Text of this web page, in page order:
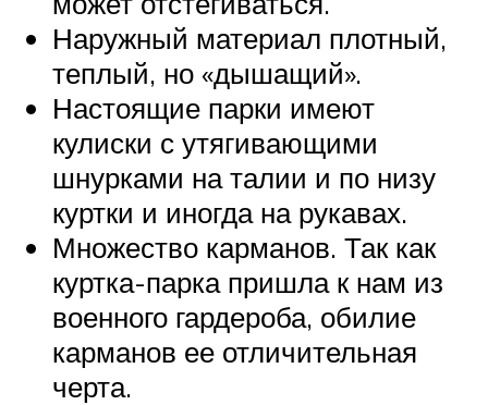
Наружный материал плотный,
теплый, но «дышащий».
Настоящие парки имеют
кулиски с утягивающими
шнурками на талии и по низу
куртки и иногда на рукавах.
Множество карманов. Так как
куртка-парка пришла к нам из
военного гардероба, обилие
карманов ее отличительная
черта.